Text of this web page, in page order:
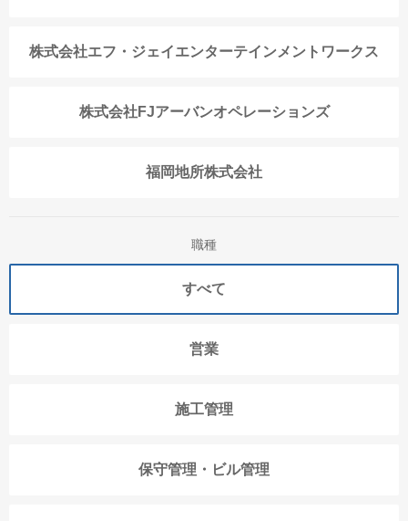
株式会社エフ・ジェイエンターテインメントワークス
株式会社FJアーバンオペレーションズ
福岡地所株式会社
職種
すべて
営業
施工管理
保守管理・ビル管理